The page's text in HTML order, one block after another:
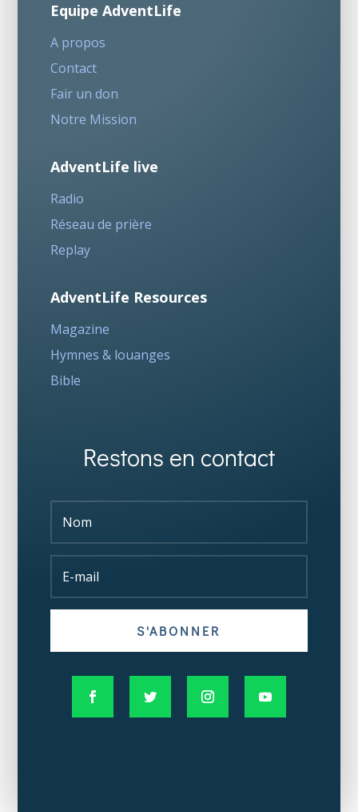
Equipe AdventLife
A propos
Contact
Fair un don
Notre Mission
AdventLife live
Radio
Réseau de prière
Replay
AdventLife Resources
Magazine
Hymnes & louanges
Bible
Restons en contact
S'ABONNER